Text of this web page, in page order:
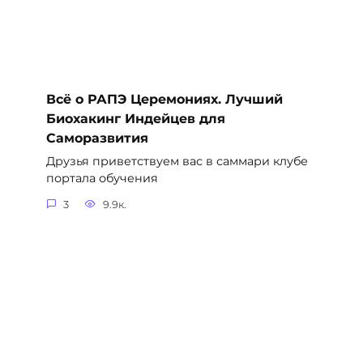
Всё о РАПЭ Церемониях. Лучший
Биохакинг Индейцев для
Саморазвития
Друзья приветствуем вас в саммари клубе
портала обучения
3 9.9к.